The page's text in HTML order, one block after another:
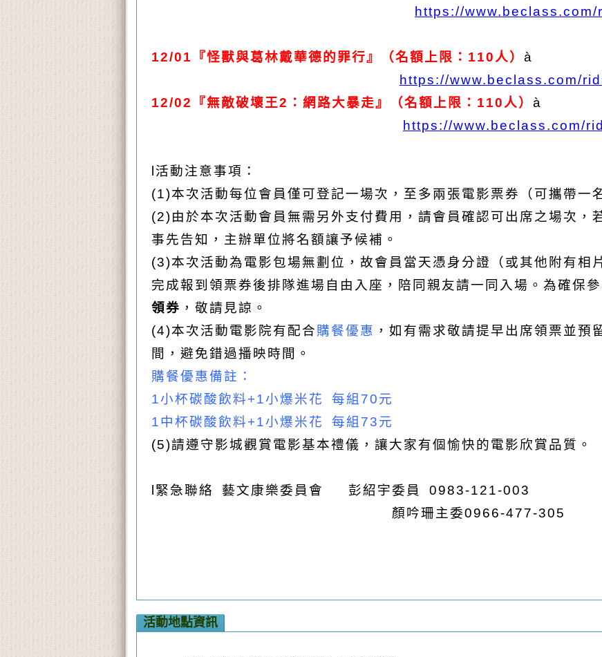
https://
12/01 『怪獸與葛林戴華德的罪行』（名額上限：110人） à
https://www.beclass.com/
12/02
『無敵破壞王2：網路大暴走』（名額上限：110人） à
https://www.beclass.com/
活動注意事項：
(1)本次活動每位會員僅可登記一場次，至多兩張電影票券（可攜帶一
(2)由於本次活動會員無需另外支付費用，請會員確認可出席之場次，
事先告知，主辦單位將名額讓予候補。
(3)本次活動為電影包場無劃位，故會員當天憑身分證（或其他附有相
完成報到領票券後排隊進場自由入座，陪同親友請一同入場。為確保參
領券 ，敬請見諒。
(4)本次活動電影院有配合購餐優惠 ， 如有需求敬請提早出席領票並預
間，避免錯過播映時間。
購餐優惠備註：
1小杯碳酸飲料+1小爆米花 每組70元
1中杯碳酸飲料+1小爆米花 每組73元
(5)請遵守影城觀賞電影基本禮儀，讓大家有個愉快的電影欣賞品質。
緊急聯絡 藝文康樂委員會 彭紹宇委員 0983-121-003
顏吟珊主委0966-477-305
活動地點資訊